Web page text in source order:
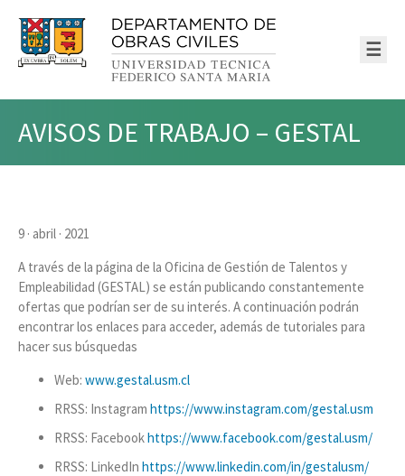
☰
AVISOS DE TRABAJO – GESTAL
9 · abril · 2021
A través de la página de la Oficina de Gestión de Talentos y
Empleabilidad (GESTAL) se están publicando constantemente
ofertas que podrían ser de su interés. A continuación podrán
encontrar los enlaces para acceder, además de tutoriales para
hacer sus búsquedas
Web: www.gestal.usm.cl
RRSS: Instagram https://www.instagram.com/gestal.usm
RRSS: Facebookhttps://www.facebook.com/gestal.usm/
RRSS: LinkedIn https://www.linkedin.com/in/gestalusm/